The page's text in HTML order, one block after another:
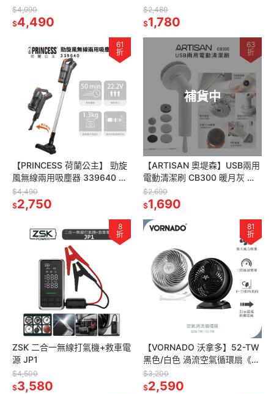
(附遙控器) 電扇 立扇 白 公司貨
$4,990
$4,490
食物處理機 MZ 400 / MZ400
寶寶輔食/絞肉機
$2,480
$1,780
61
折
【PRINCESS 荷蘭公主】 勁旋
風無線兩用吸塵器 339640 無
線吸塵器
$4,490
$2,750
補貨中
63
折
【ARTISAN 奧堤森】USB兩用
電動清潔刷 CB300 暖月灰 耐
用毛刷 | 六種刷頭 |大掃除必備
| 伸縮長桿
$2,690
$1,690
8
折
ZSK 二合一無線打氣機+救車電
源 JP1
$4,500
$3,580
81
折
【VORNADO 沃拿多】52-TW
黑色/白色 渦流空氣循環扇《適
用3-5坪》官方原廠保固
$3,200
$2,590